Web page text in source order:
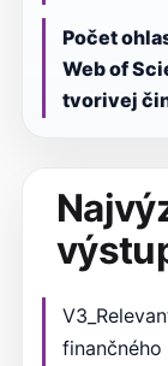
Počet
Web of
tvorivej